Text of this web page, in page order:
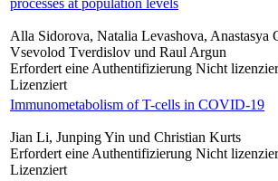
processes at population levels
Alla Sidorova, Natalia Levashova, Anastasya
Vsevolod Tverdislov und Raul Argun
Erfordert eine Authentifizierung Nicht
Lizenziert
Immunometabolism of T-cells in COVID-19
Jian Li, Junping Yin und Christian Kurts
Erfordert eine Authentifizierung Nicht
Lizenziert